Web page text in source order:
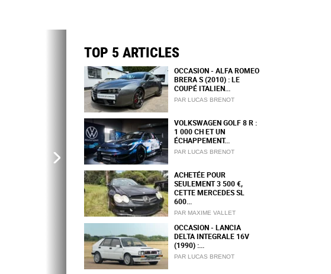
TOP 5 ARTICLES
OCCASION - ALFA ROMEO
BRERA S (2010) : LE
COUPÉ ITALIEN...
PAR LUCAS BRENOT
VOLKSWAGEN GOLF 8 R :
1 000 CH ET UN
ÉCHAPPEMENT...
PAR LUCAS BRENOT
ACHETÉE POUR
SEULEMENT 3 500 €,
CETTE MERCEDES SL
600...
PAR MAXIME VALLET
OCCASION - LANCIA
DELTA INTEGRALE 16V
(1990) :...
PAR LUCAS BRENOT